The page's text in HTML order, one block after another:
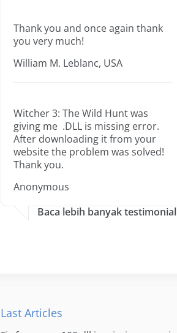
Thank you and once again thank
you very much!
William M. Leblanc, USA
Witcher 3: The Wild Hunt was
giving me .DLL is missing error.
After downloading it from your
website the problem was solved!
Thank you.
Anonymous
Baca lebih banyak testimonial
Last Articles